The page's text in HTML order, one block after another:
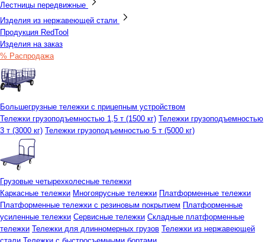
Лестницы передвижные
Изделия из нержавеющей стали
Продукция RedTool
Изделия на заказ
% Распродажа
Большегрузные тележки с прицепным устройством
Тележки грузоподъемностью 1,5 т (1500 кг) Тележки грузоподъемностью
3 т (3000 кг) Тележки грузоподъемностью 5 т (5000 кг)
Грузовые четырехколесные тележки
Каркасные тележки Многоярусные тележки Платформенные тележки
Платформенные тележки с резиновым покрытием Платформенные
усиленные тележки Сервисные тележки Складные платформенные
тележки Тележки для длинномерных грузов Тележки из нержавеющей